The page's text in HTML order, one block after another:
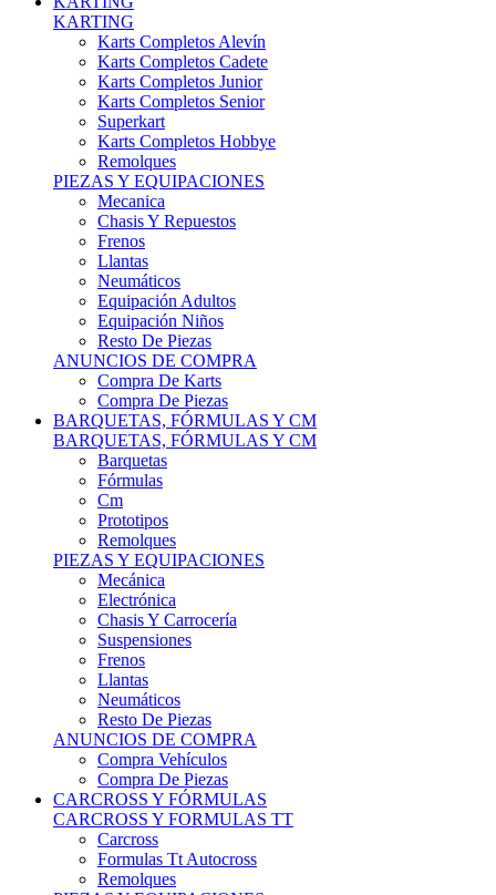
Karts Completos Alevín
Karts Completos Cadete
Karts Completos Junior
Karts Completos Senior
Superkart
Karts Completos Hobbye
Remolques
PIEZAS Y EQUIPACIONES
Mecanica
Chasis Y Repuestos
Frenos
Llantas
Neumáticos
Equipación Adultos
Equipación Niños
Resto De Piezas
ANUNCIOS DE COMPRA
Compra De Karts
Compra De Piezas
BARQUETAS, FÓRMULAS Y CM
BARQUETAS, FÓRMULAS Y CM
Barquetas
Fórmulas
Cm
Prototipos
Remolques
PIEZAS Y EQUIPACIONES
Mecánica
Electrónica
Chasis Y Carrocería
Suspensiones
Frenos
Llantas
Neumáticos
Resto De Piezas
ANUNCIOS DE COMPRA
Compra Vehículos
Compra De Piezas
CARCROSS Y FÓRMULAS
CARCROSS Y FORMULAS TT
Carcross
Formulas Tt Autocross
Remolques
PIEZAS Y EQUIPACIONES
Mecanica